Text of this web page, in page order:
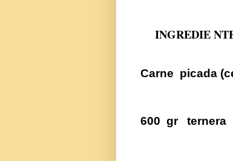
INGREDIE
Carne picada
600 gr ternera